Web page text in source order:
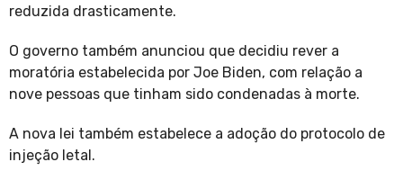
reduzida drasticamente.
O governo também anunciou que decidiu rever a
moratória estabelecida por Joe Biden, com relação a
nove pessoas que tinham sido condenadas à morte.
A nova lei também estabelece a adoção do protocolo de
injeção letal.